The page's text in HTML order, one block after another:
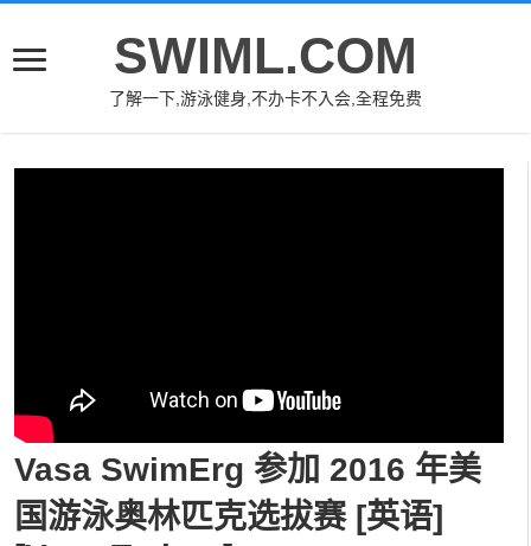
SWIML.COM
了解一下,游泳健身,不办卡不入会,全程免费
Vasa SwimErg 参加 2016 年美
国游泳奥林匹克选拔赛 [英语]